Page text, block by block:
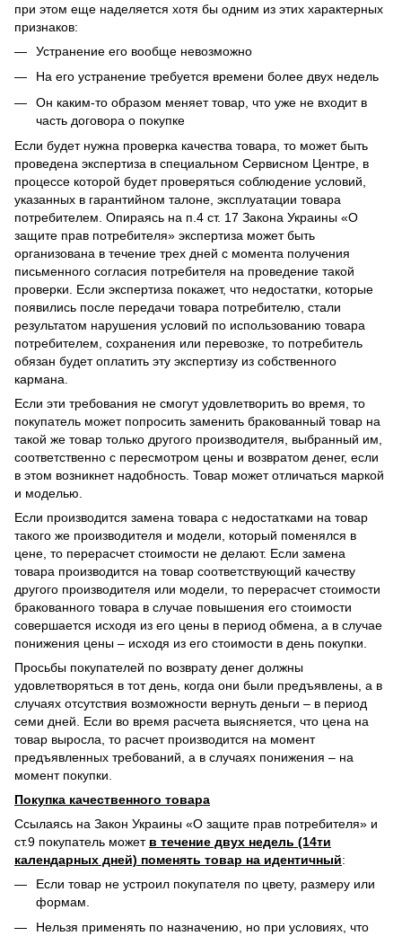
при этом еще наделяется хотя бы одним из этих характерных
признаков:
Устранение его вообще невозможно
На его устранение требуется времени более двух недель
Он каким-то образом меняет товар, что уже не входит в
часть договора о покупке
Если будет нужна проверка качества товара, то может быть
проведена экспертиза в специальном Сервисном Центре, в
процессе которой будет проверяться соблюдение условий,
указанных в гарантийном талоне, эксплуатации товара
потребителем. Опираясь на п.4 ст. 17 Закона Украины «О
защите прав потребителя» экспертиза может быть
организована в течение трех дней с момента получения
письменного согласия потребителя на проведение такой
проверки. Если экспертиза покажет, что недостатки, которые
появились после передачи товара потребителю, стали
результатом нарушения условий по использованию товара
потребителем, сохранения или перевозке, то потребитель
обязан будет оплатить эту экспертизу из собственного
кармана.
Если эти требования не смогут удовлетворить во время, то
покупатель может попросить заменить бракованный товар на
такой же товар только другого производителя, выбранный им,
соответственно с пересмотром цены и возвратом денег, если
в этом возникнет надобность. Товар может отличаться маркой
и моделью.
Если производится замена товара с недостатками на товар
такого же производителя и модели, который поменялся в
цене, то перерасчет стоимости не делают. Если замена
товара производится на товар соответствующий качеству
другого производителя или модели, то перерасчет стоимости
бракованного товара в случае повышения его стоимости
совершается исходя из его цены в период обмена, а в случае
понижения цены – исходя из его стоимости в день покупки.
Просьбы покупателей по возврату денег должны
удовлетворяться в тот день, когда они были предъявлены, а в
случаях отсутствия возможности вернуть деньги – в период
семи дней. Если во время расчета выясняется, что цена на
товар выросла, то расчет производится на момент
предъявленных требований, а в случаях понижения – на
момент покупки.
Покупка качественного товара
Ссылаясь на Закон Украины «О защите прав потребителя» и
ст.9 покупатель может в течение двух недель (14ти
календарных дней) поменять товар на идентичный:
Если товар не устроил покупателя по цвету, размеру или
формам.
Нельзя применять по назначению, но при условиях, что